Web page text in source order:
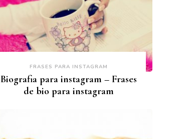
FRASES PARA INSTAGRAM
Biografia para instagram – Frases
de bio para instagram